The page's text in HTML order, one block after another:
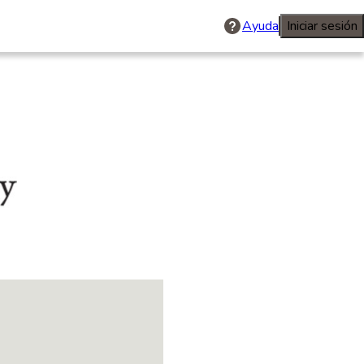
Ayuda Iniciar sesión
of Alaska